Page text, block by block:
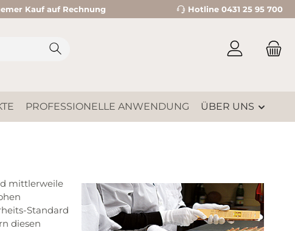
Kauf auf Rechnung Hotline 0431 25 95 700
PROFESSIONELLE ANWENDUNG ÜBER UNS
mittlerweile
Standard
diesen